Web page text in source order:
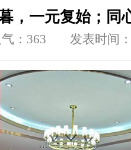
，一元复始；同
： 363 发表时间